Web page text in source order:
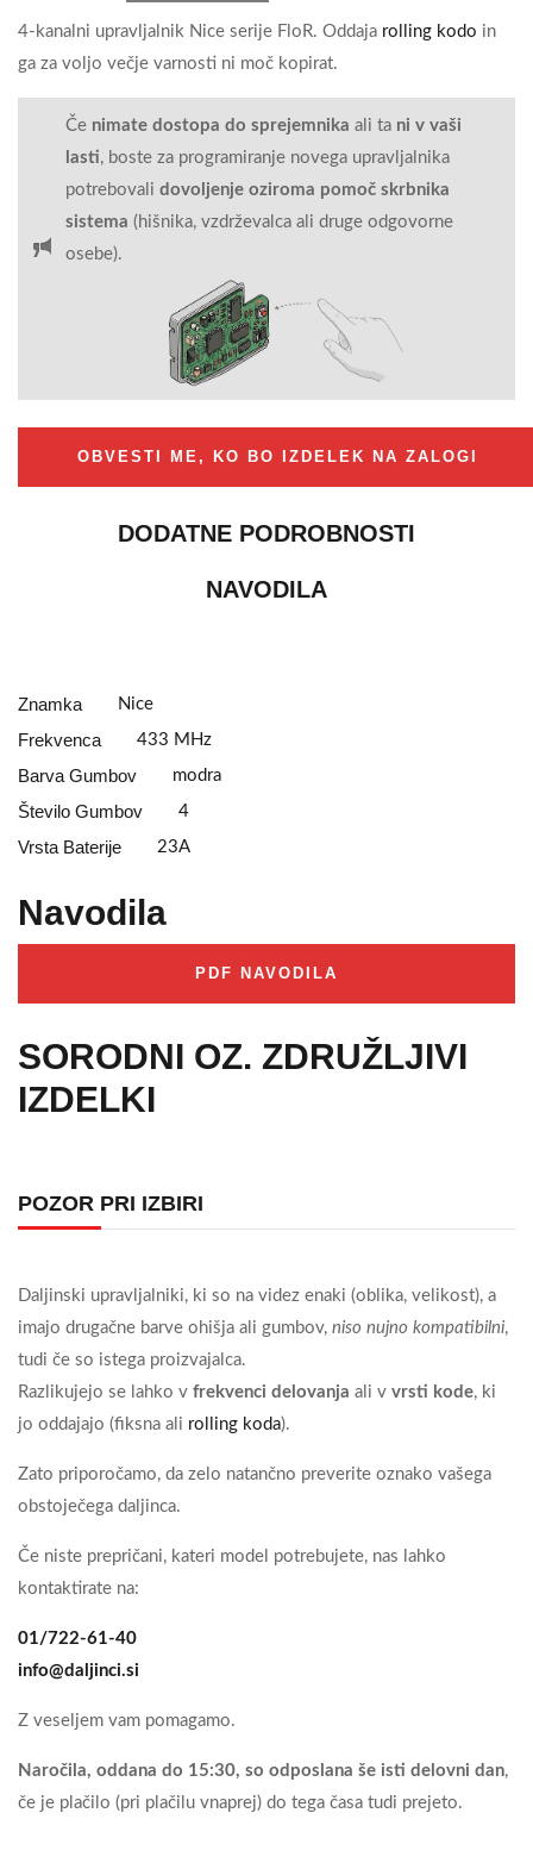
4-kanalni upravljalnik Nice serije FloR. Oddaja rolling kodo in
ga za voljo večje varnosti ni moč kopirat.
Če nimate dostopa do sprejemnika ali ta ni v vaši
lasti, boste za programiranje novega upravljalnika
potrebovali dovoljenje oziroma pomoč skrbnika
sistema (hišnika, vzdrževalca ali druge odgovorne
osebe).
OBVESTI ME, KO BO IZDELEK NA ZALOGI
DODATNE PODROBNOSTI
NAVODILA
Znamka Nice
Frekvenca 433 MHz
Barva Gumbov modra
Število Gumbov 4
Vrsta Baterije 23A
Navodila
PDF NAVODILA
SORODNI OZ. ZDRUŽLJIVI
IZDELKI
POZOR PRI IZBIRI
Daljinski upravljalniki, ki so na videz enaki (oblika, velikost), a
imajo drugačne barve ohišja ali gumbov, niso nujno kompatibilni,
tudi če so istega proizvajalca.
Razlikujejo se lahko v frekvenci delovanja ali v vrsti kode, ki
jo oddajajo (fiksna ali rolling koda).
Zato priporočamo, da zelo natančno preverite oznako vašega
obstoječega daljinca.
Če niste prepričani, kateri model potrebujete, nas lahko
kontaktirate na:
01/722-61-40
info@daljinci.si
Z veseljem vam pomagamo.
Naročila, oddana do 15:30, so odposlana še isti delovni dan,
če je plačilo (pri plačilu vnaprej) do tega časa tudi prejeto.